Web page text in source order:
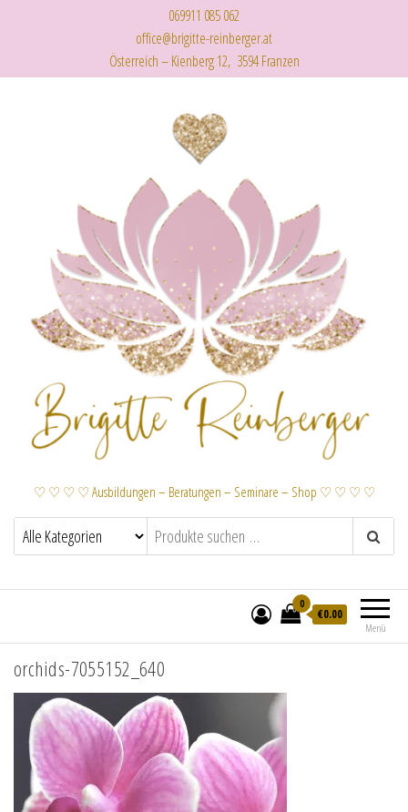
069911 085 062
office@brigitte-reinberger.at
Österreich – Kienberg 12, 3594 Franzen
♡ ♡ ♡ ♡ Ausbildungen – Beratungen – Seminare – Shop ♡ ♡ ♡ ♡
Menü
0
€0.00
orchids-7055152_640